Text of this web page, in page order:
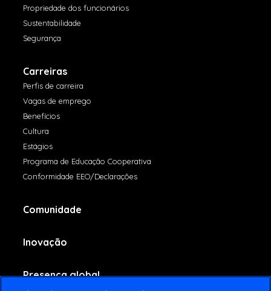
Propriedade dos funcionários
Sustentabilidade
Segurança
Carreiras
Perfis de carreira
Vagas de emprego
Benefícios
Cultura
Estágios
Programa de Educação Cooperativa
Conformidade EEO/Declarações
Comunidade
Inovação
Presença global